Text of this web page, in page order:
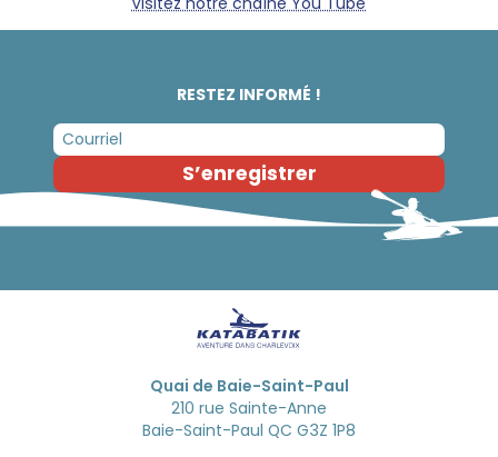
Quai de Baie-Saint-Paul
210 rue Sainte-Anne
Baie-Saint-Paul QC G3Z 1P8
RESTEZ INFORMÉ !
S’enregistrer